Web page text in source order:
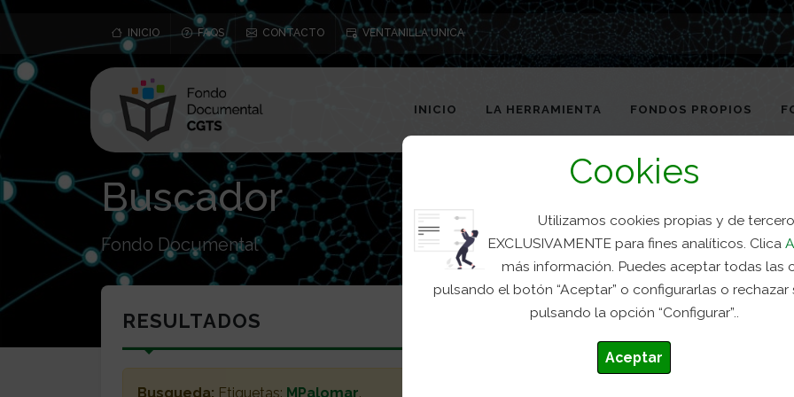
Cookies
Utilizamos cookies propias y de
EXCLUSIVAMENTE para fines analíticos. Clica
más información. Puedes aceptar todas las
pulsando el botón “Aceptar” o configurarlas o rechazar
pulsando la opción “Configurar”..
Aceptar
INICIO FAQS CONTACTO VENTANILLA UNICA
INICIO LA HERRAMIENTA FONDOS PROPIOS
Buscador
Fondo Documental
RESULTADOS
Busqueda: Etiquetas: MPalomar.